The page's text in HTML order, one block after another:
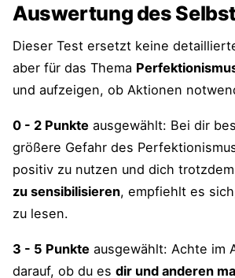
Auswertung des
Dieser Test ersetzt keine
aber für das Thema
und aufzeigen, ob Aktionen
0 - 2 Punkte ausgewählt: Bei dir
größere Gefahr des
positiv zu nutzen und dich trotzdem
zu sensibilisieren, empfiehlt es
zu lesen.
3 - 5 Punkte ausgewählt: Achte im
darauf, ob du es dir und anderen